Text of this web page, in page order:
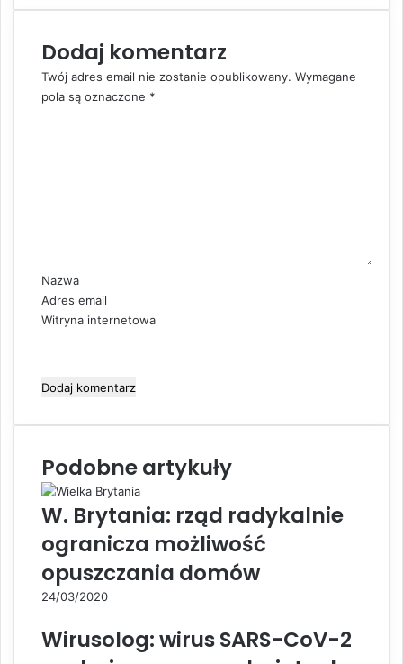
Dodaj komentarz
Twój adres email nie zostanie opublikowany. Wymagane
pola są oznaczone *
z
*
Nazwa
Adres email
Witryna internetowa
Podobne artykuły
W. Brytania: rząd radykalnie
ogranicza możliwość
opuszczania domów
24/03/2020
Wirusolog: wirus SARS-CoV-2